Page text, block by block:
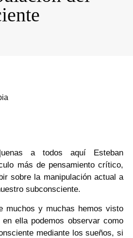
a todos aquí Esteban
más de pensamiento crítico,
sobre la manipulación actual a
subconsciente.
muchos y muchas hemos visto
en ella podemos observar como
mediante los sueños, si